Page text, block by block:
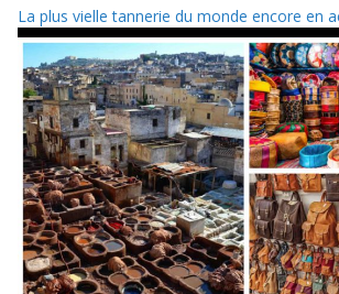
La plus vielle tannerie du monde encore en